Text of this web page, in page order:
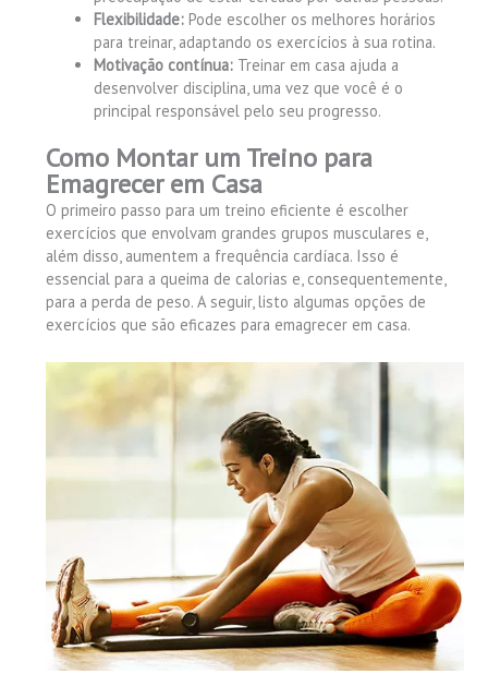
Flexibilidade: Pode escolher os melhores horários
para treinar, adaptando os exercícios à sua rotina.
Motivação contínua: Treinar em casa ajuda a
desenvolver disciplina, uma vez que você é o
principal responsável pelo seu progresso.
Como Montar um Treino para
Emagrecer em Casa
O primeiro passo para um treino eficiente é escolher
exercícios que envolvam grandes grupos musculares e,
além disso, aumentem a frequência cardíaca. Isso é
essencial para a queima de calorias e, consequentemente,
para a perda de peso. A seguir, listo algumas opções de
exercícios que são eficazes para emagrecer em casa.